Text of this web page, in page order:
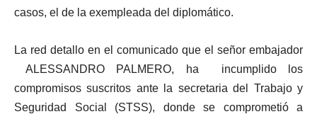
casos, el de la exempleada del diplomático.
La red detallo en el comunicado que el señor embajador
ALESSANDRO PALMERO, ha incumplido los
compromisos suscritos ante la secretaria del Trabajo y
Seguridad Social (STSS), donde se comprometió a